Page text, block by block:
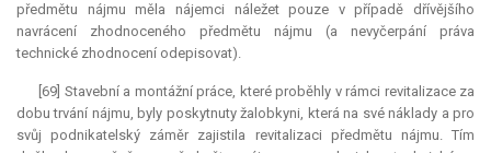
předmětu nájmu měla nájemci náležet pouze v případě dřívějšího
navrácení zhodnoceného předmětu nájmu (a nevyčerpání práva
technické zhodnocení odepisovat).
[69] Stavební a montážní práce, které proběhly v rámci revitalizace za
dobu trvání nájmu, byly poskytnuty žalobkyni, která na své náklady a pro
svůj podnikatelský záměr zajistila revitalizaci předmětu nájmu. Tím